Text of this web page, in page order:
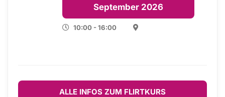
September 2026
10:00 - 16:00
ALLE INFOS ZUM FLIRTKURS